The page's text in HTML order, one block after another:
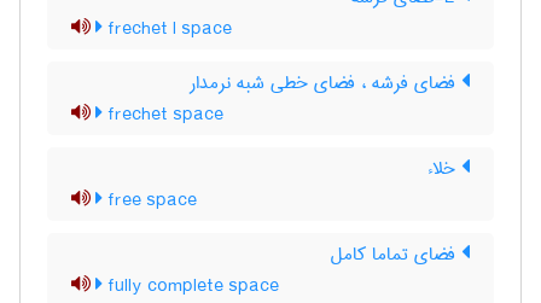
frechet l space
فضای فرشه ، فضای خطی شبه نرمدار
frechet space
خلاء
free space
فضای تماما کامل
fully complete space